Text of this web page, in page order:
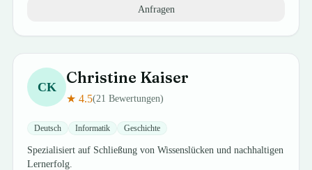
Anfragen
CK Christine Kaiser
★4.5(21 Bewertungen)
Deutsch Informatik Geschichte
Spezialisiert auf Schließung von Wissenslücken und nachhaltigen
Lernerfolg.